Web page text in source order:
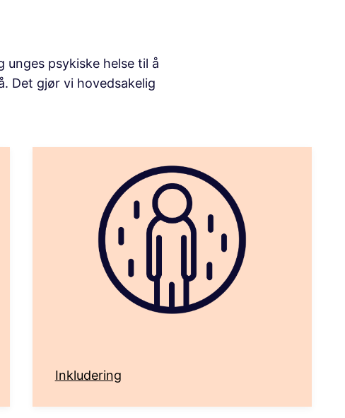
psykiske helse til å
Det gjør vi hovedsakelig
Inkludering